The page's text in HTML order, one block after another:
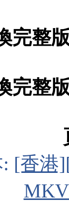
完整
完整
[香港